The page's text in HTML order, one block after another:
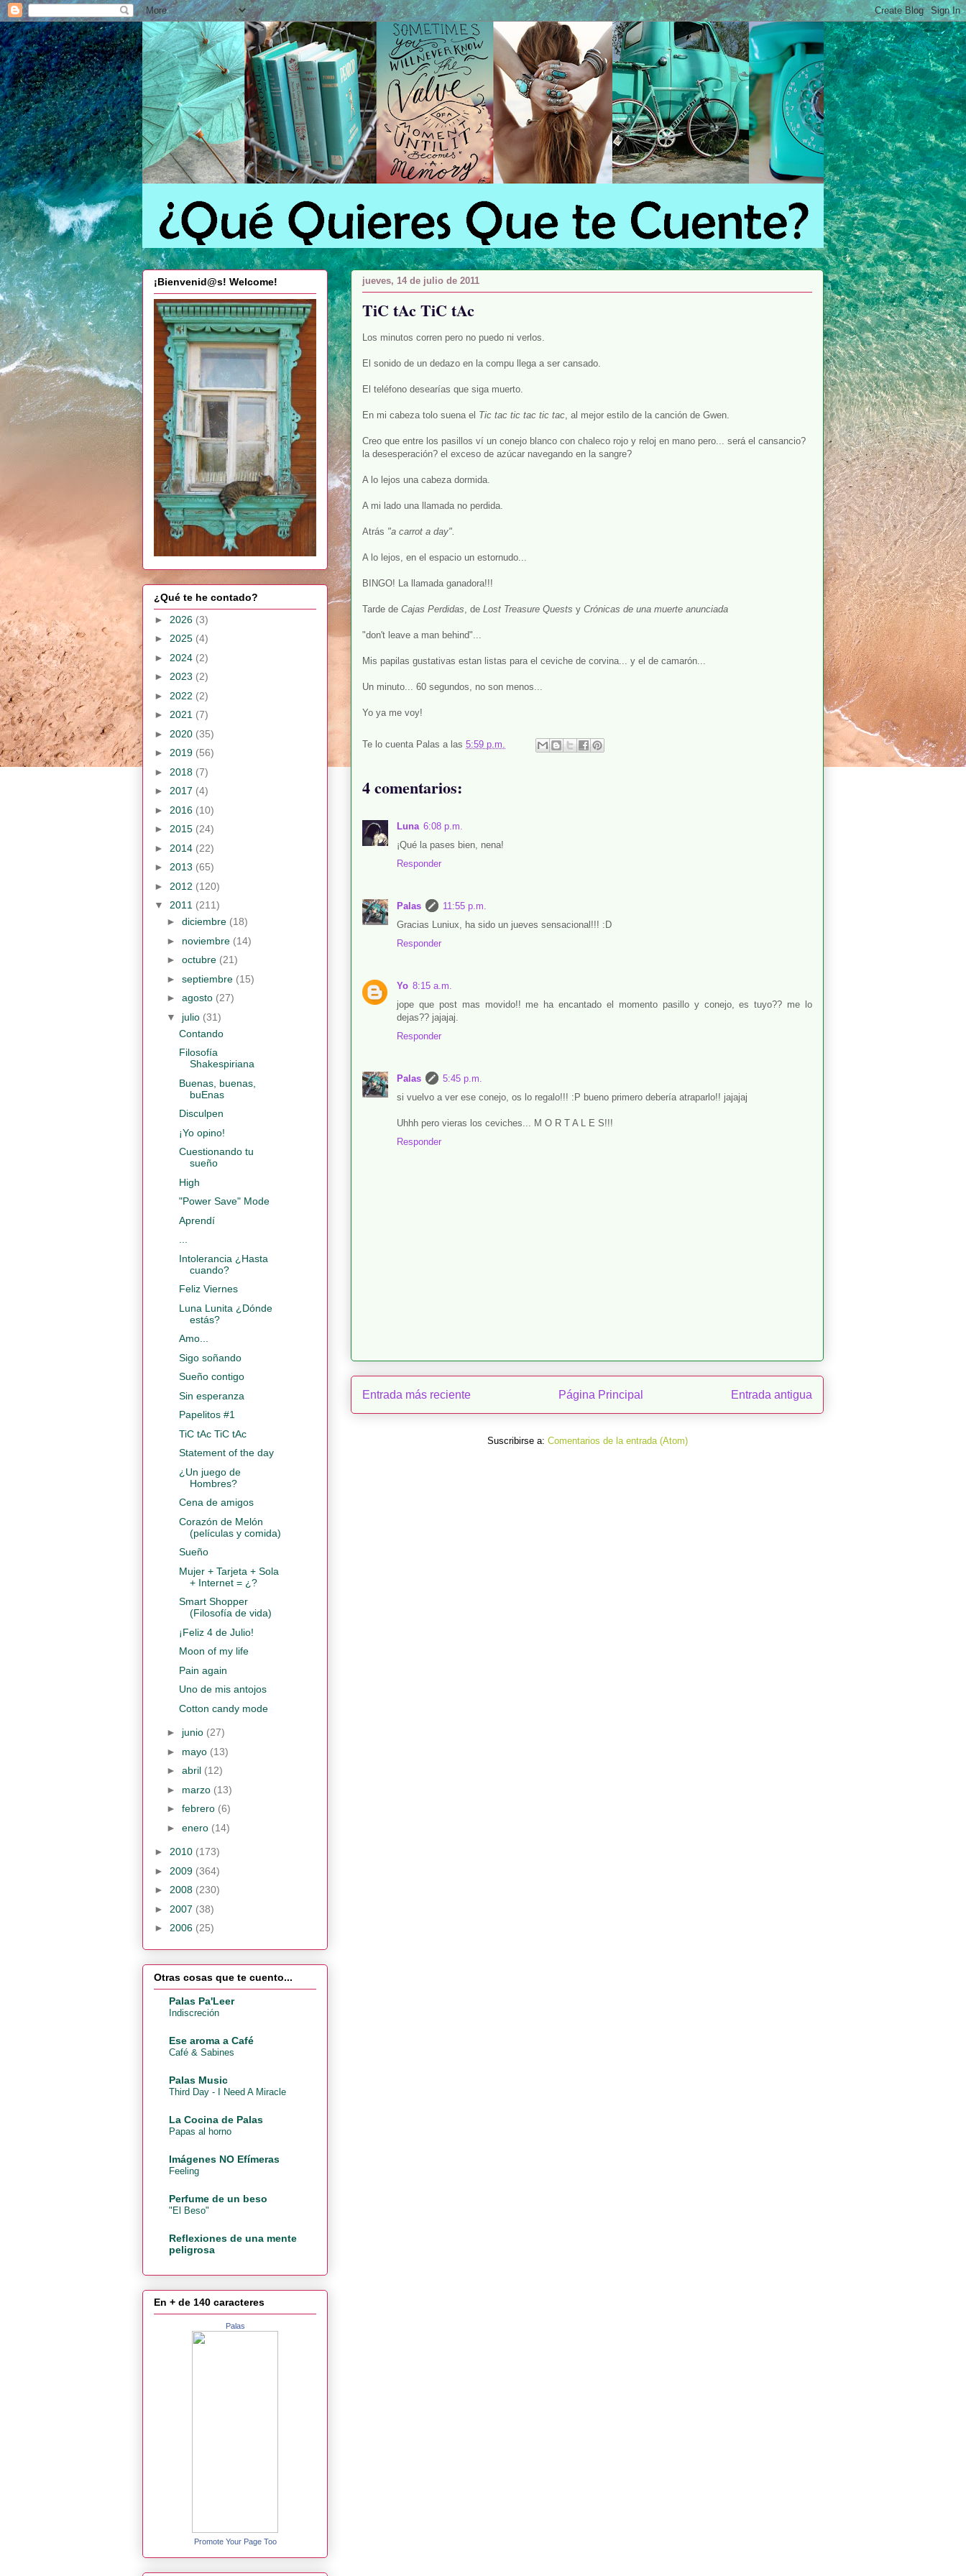
jueves, 14 de julio de 2011
TiC tAc TiC tAc
Los minutos corren pero no puedo ni verlos.
El sonido de un dedazo en la compu llega a ser cansado.
El teléfono desearías que siga muerto.
En mi cabeza tolo suena el Tic tac tic tac tic tac, al mejor estilo de la canción de Gwen.
Creo que entre los pasillos ví un conejo blanco con chaleco rojo y reloj en mano pero... será el cansancio?
la desesperación? el exceso de azúcar navegando en la sangre?
A lo lejos una cabeza dormida.
A mi lado una llamada no perdida.
Atrás "a carrot a day".
A lo lejos, en el espacio un estornudo...
BINGO! La llamada ganadora!!!
Tarde de Cajas Perdidas, de Lost Treasure Quests y Crónicas de una muerte anunciada
"don't leave a man behind"...
Mis papilas gustativas estan listas para el ceviche de corvina... y el de camarón...
Un minuto... 60 segundos, no son menos...
Yo ya me voy!
Te lo cuenta Palas a las 5:59 p.m.
4 comentarios:
Luna 6:08 p.m.
¡Qué la pases bien, nena!
Responder
Palas
11:55 p.m.
Gracias Luniux, ha sido un jueves sensacional!!! :D
Responder
Yo 8:15 a.m.
jope que post mas movido!! me ha encantado el momento pasillo y conejo, es tuyo?? me lo
dejas?? jajajaj.
Responder
Palas
5:45 p.m.
si vuelvo a ver ese conejo, os lo regalo!!! :P bueno primero debería atraparlo!! jajajaj
Uhhh pero vieras los ceviches... M O R T A L E S!!!
Responder
Entrada más reciente Entrada antigua
Página Principal
Suscribirse a: Comentarios de la entrada (Atom)
¡Bienvenid@s! Welcome!
¿Qué te he contado?
► 2026 (3)
► 2025 (4)
► 2024 (2)
► 2023 (2)
► 2022 (2)
► 2021 (7)
► 2020 (35)
► 2019 (56)
► 2018 (7)
► 2017 (4)
► 2016 (10)
► 2015 (24)
► 2014 (22)
► 2013 (65)
► 2012 (120)
▼ 2011 (211)
► diciembre (18)
► noviembre (14)
► octubre (21)
► septiembre (15)
► agosto (27)
▼ julio (31)
Contando
Filosofía
Shakespiriana
Buenas, buenas,
buEnas
Disculpen
¡Yo opino!
Cuestionando tu
sueño
High
"Power Save" Mode
Aprendí
...
Intolerancia ¿Hasta
cuando?
Feliz Viernes
Luna Lunita ¿Dónde
estás?
Amo...
Sigo soñando
Sueño contigo
Sin esperanza
Papelitos #1
TiC tAc TiC tAc
Statement of the day
¿Un juego de
Hombres?
Cena de amigos
Corazón de Melón
(películas y comida)
Sueño
Mujer + Tarjeta + Sola
+ Internet = ¿?
Smart Shopper
(Filosofía de vida)
¡Feliz 4 de Julio!
Moon of my life
Pain again
Uno de mis antojos
Cotton candy mode
► junio (27)
► mayo (13)
► abril (12)
► marzo (13)
► febrero (6)
► enero (14)
► 2010 (173)
► 2009 (364)
► 2008 (230)
► 2007 (38)
► 2006 (25)
Otras cosas que te cuento...
Palas Pa'Leer
Indiscreción
Ese aroma a Café
Café & Sabines
Palas Music
Third Day - I Need A Miracle
La Cocina de Palas
Papas al horno
Imágenes NO Efímeras
Feeling
Perfume de un beso
"El Beso"
Reflexiones de una mente
peligrosa
En + de 140 caracteres
Palas
Promote Your Page Too